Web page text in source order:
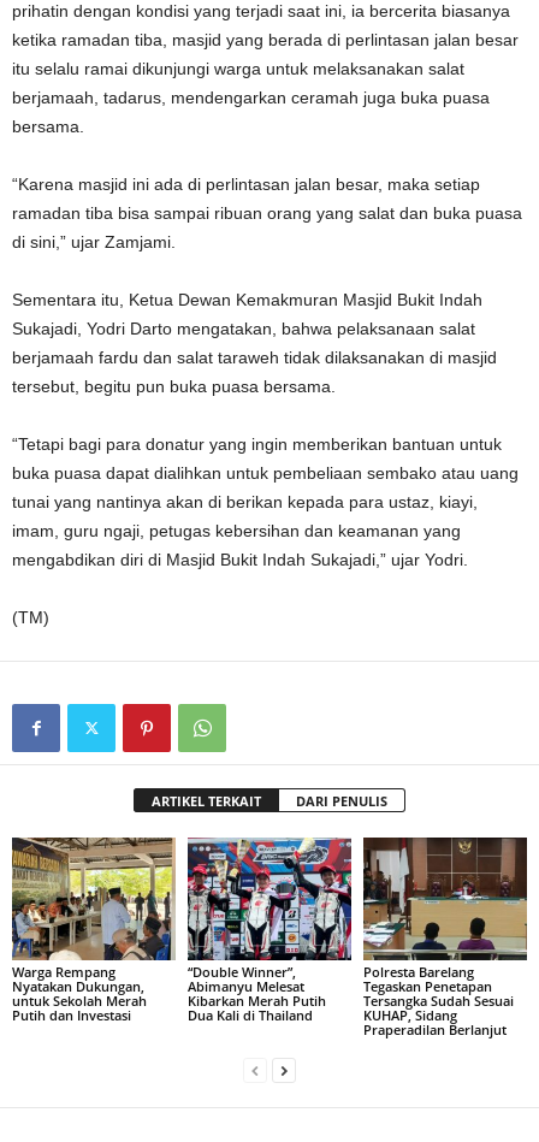
prihatin dengan kondisi yang terjadi saat ini, ia bercerita biasanya
ketika ramadan tiba, masjid yang berada di perlintasan jalan besar
itu selalu ramai dikunjungi warga untuk melaksanakan salat
berjamaah, tadarus, mendengarkan ceramah juga buka puasa
bersama.
“Karena masjid ini ada di perlintasan jalan besar, maka setiap
ramadan tiba bisa sampai ribuan orang yang salat dan buka puasa
di sini,” ujar Zamjami.
Sementara itu, Ketua Dewan Kemakmuran Masjid Bukit Indah
Sukajadi, Yodri Darto mengatakan, bahwa pelaksanaan salat
berjamaah fardu dan salat taraweh tidak dilaksanakan di masjid
tersebut, begitu pun buka puasa bersama.
“Tetapi bagi para donatur yang ingin memberikan bantuan untuk
buka puasa dapat dialihkan untuk pembeliaan sembako atau uang
tunai yang nantinya akan di berikan kepada para ustaz, kiayi,
imam, guru ngaji, petugas kebersihan dan keamanan yang
mengabdikan diri di Masjid Bukit Indah Sukajadi,” ujar Yodri.
(TM)
ARTIKEL TERKAIT DARI PENULIS
Warga Rempang
Nyatakan Dukungan,
untuk Sekolah Merah
Putih dan Investasi
“Double Winner”,
Abimanyu Melesat
Kibarkan Merah Putih
Dua Kali di Thailand
Polresta Barelang
Tegaskan Penetapan
Tersangka Sudah Sesuai
KUHAP, Sidang
Praperadilan Berlanjut